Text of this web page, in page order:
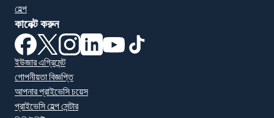
হেল্প
কানেক্ট করুন
(নতুন উইন্ডোতে খুলবে)
(নতুন উইন্ডোতে খুলবে)
(নতুন উইন্ডোতে খুলবে)
(নতুন উইন্ডোতে খুলবে)
(নতুন উইন্ডোতে খুলবে)
ইউজার এগ্রিমেন্ট
গোপনীয়তা বিজ্ঞপ্তি
আপনার প্রাইভেসি চয়েস
প্রাইভেসি হেল্প সেন্টার